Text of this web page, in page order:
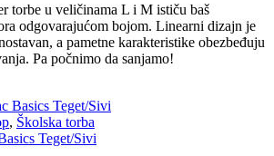
torbe u veličinama L i M ističu baš
odgovarajućom bojom. Linearni dizajn je
a pametne karakteristike obezbeđuju
Pa počnimo da sanjamo!
, Školska torba
Teget/Sivi